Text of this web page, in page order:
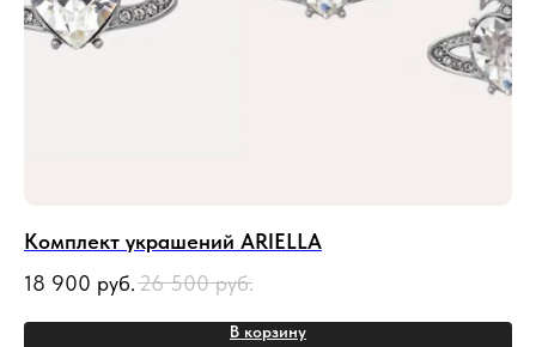
Комплект украшений ARIELLA
18 900 руб.26 500 руб.
В корзину